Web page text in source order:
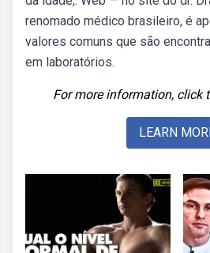
renomado médico brasileiro, é
valores comuns que são
em laboratórios.
For more information, click
LEARN